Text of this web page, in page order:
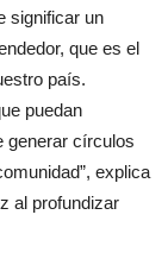
significar un
que es el
país.
puedan
generar círculos
explica
al profundizar